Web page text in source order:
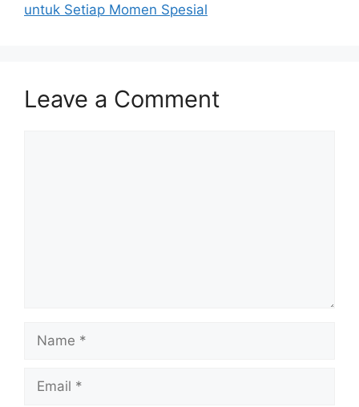
untuk Setiap Momen Spesial
Leave a Comment